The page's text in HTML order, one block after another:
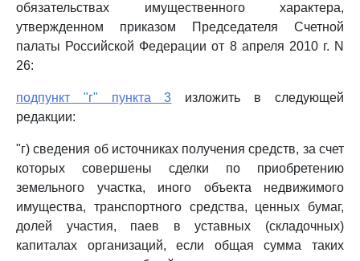
обязательствах имущественного характера,
утвержденном приказом Председателя Счетной
палаты Российской Федерации от 8 апреля 2010 г. N
26:
подпункт "г" пункта 3 изложить в следующей
редакции:
"г) сведения об источниках получения средств, за счет
которых совершены сделки по приобретению
земельного участка, иного объекта недвижимого
имущества, транспортного средства, ценных бумаг,
долей участия, паев в уставных (складочных)
капиталах организаций, если общая сумма таких